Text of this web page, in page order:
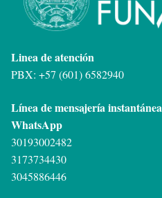
Linea de atención
PBX: +57 (601) 6582940
Línea de mensajería instantánea
WhatsApp
30193002482
3173734430
3045886446